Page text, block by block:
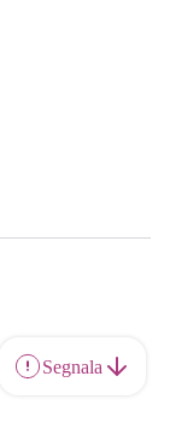
Segnala